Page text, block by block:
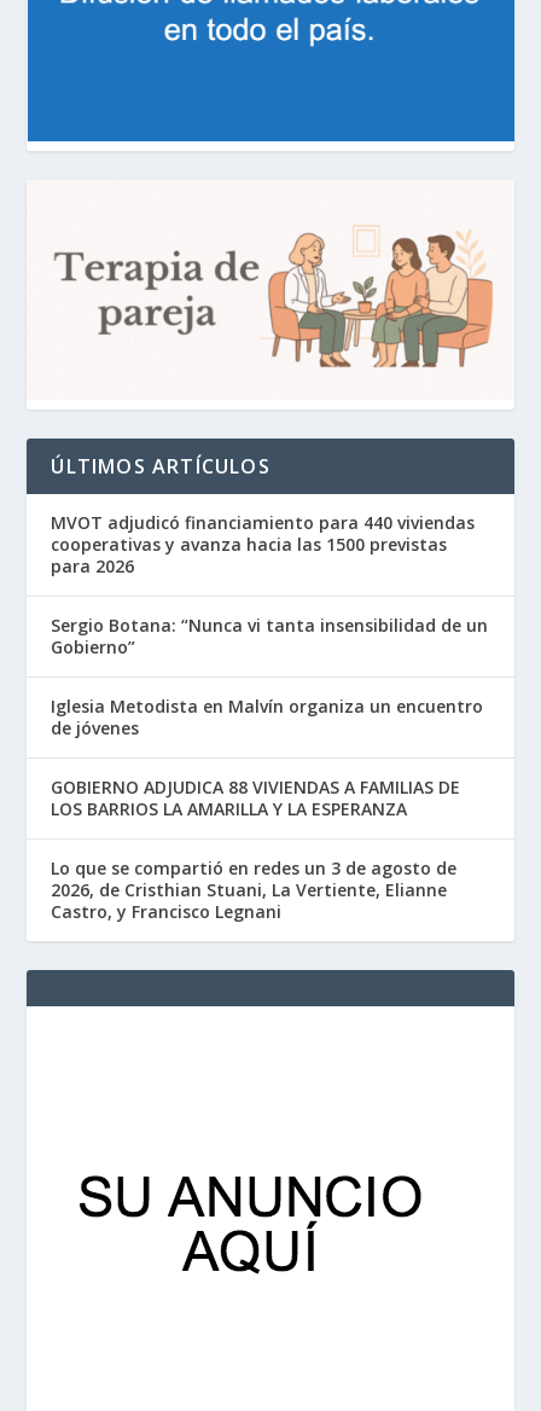
ÚLTIMOS ARTÍCULOS
MVOT adjudicó financiamiento para 440 viviendas
cooperativas y avanza hacia las 1500 previstas
para 2026
Sergio Botana: “Nunca vi tanta insensibilidad de un
Gobierno”
Iglesia Metodista en Malvín organiza un encuentro
de jóvenes
GOBIERNO ADJUDICA 88 VIVIENDAS A FAMILIAS DE
LOS BARRIOS LA AMARILLA Y LA ESPERANZA
Lo que se compartió en redes un 3 de agosto de
2026, de Cristhian Stuani, La Vertiente, Elianne
Castro, y Francisco Legnani